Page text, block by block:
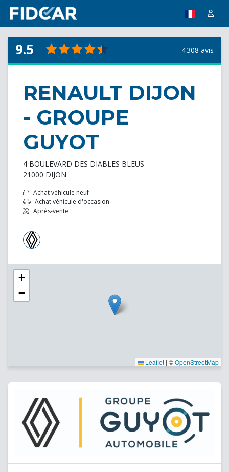
9.5 4 308 avis
RENAULT DIJON
- GROUPE
GUYOT
4 BOULEVARD DES DIABLES BLEUS
21000 DIJON
Achat véhicule neuf
Achat véhicule d'occasion
Après-vente
+
−
Leaflet | ©OpenStreetMap